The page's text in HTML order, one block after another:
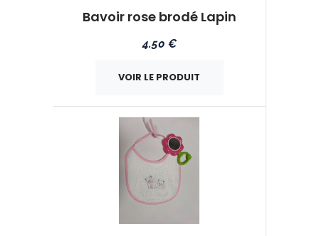
Bavoir rose brodé Lapin
4.50 €
VOIR LE PRODUIT